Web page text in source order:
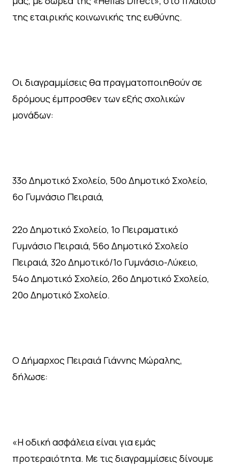
της εταιρικής κοινωνικής της ευθύνης.
Οι διαγραμμίσεις θα πραγματοποιηθούν σε
δρόμους έμπροσθεν των εξής σχολικών
μονάδων:
33ο Δημοτικό Σχολείο, 50ο Δημοτικό Σχολείο,
6ο Γυμνάσιο Πειραιά,
22ο Δημοτικό Σχολείο, 1ο Πειραματικό
Γυμνάσιο Πειραιά, 56ο Δημοτικό Σχολείο
Πειραιά, 32ο Δημοτικό/1ο Γυμνάσιο-Λύκειο,
54ο Δημοτικό Σχολείο, 26ο Δημοτικό Σχολείο,
20ο Δημοτικό Σχολείο.
Ο Δήμαρχος Πειραιά Γιάννης Μώραλης,
δήλωσε:
«Η οδική ασφάλεια είναι για εμάς
προτεραιότητα. Με τις διαγραμμίσεις δίνουμε